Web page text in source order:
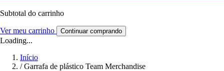
Subtotal do carrinho
Ver meu carrinho Continuar comprando
Loading...
Início
/ Garrafa de plástico Team Merchandise